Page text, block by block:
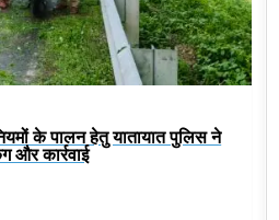
के पालन हेतु यातायात पुलिस ने
और कार्रवाई